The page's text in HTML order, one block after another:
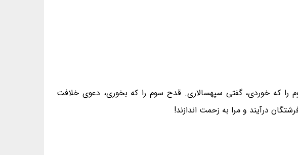
را که خوردی، گفتی سپهسالاری. قدح سوم را که بخوری، دعوی خلافت
درآیند و مرا به زحمت اندازند!